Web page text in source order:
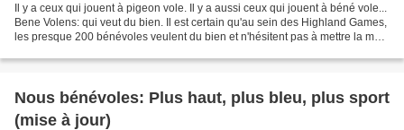
Il y a ceux qui jouent à pigeon vole. Il y a aussi ceux qui jouent à béné vole...
Bene Volens: qui veut du bien. Il est certain qu'au sein des Highland Games,
les presque 200 bénévoles veulent du bien et n'hésitent pas à mettre la main
Nous bénévoles: Plus haut, plus bleu, plus sport
(mise à jour)